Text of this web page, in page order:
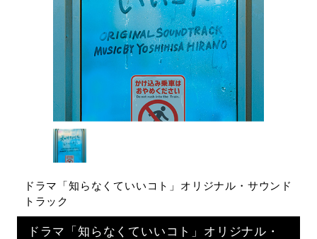
趣味・教養 スポーツ・格闘技
特集
ドラマ「知らなくていいコト」オリジナル・サウンド
トラック
ドラマ「知らなくていいコト」オリジナル・